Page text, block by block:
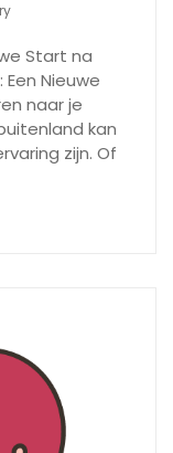
Start na
Nieuwe
naar je
kan
zijn. Of